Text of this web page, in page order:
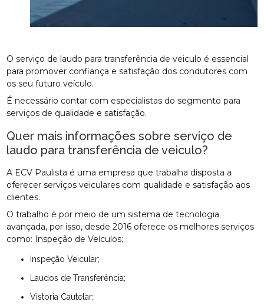
O serviço de laudo para transferência de veiculo é essencial
para promover confiança e satisfação dos condutores com
os seu futuro veículo.
É necessário contar com especialistas do segmento para
serviços de qualidade e satisfação.
Quer mais informações sobre serviço de
laudo para transferência de veiculo?
A ECV Paulista é uma empresa que trabalha disposta a
oferecer serviços veiculares com qualidade e satisfação aos
clientes.
O trabalho é por meio de um sistema de tecnologia
avançada, por isso, desde 2016 oferece os melhores serviços
como: Inspeção de Veículos;
Inspeção Veicular;
Laudos de Transferência;
Vistoria Cautelar;